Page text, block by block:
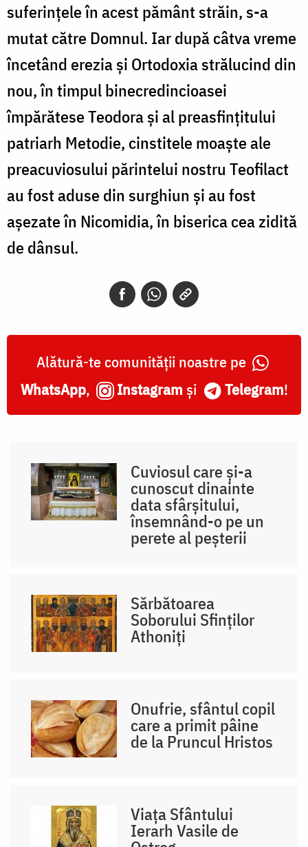
suferinţele în acest pământ străin, s-a
mutat către Domnul. Iar după câtva vreme
încetând erezia şi Ortodoxia strălucind din
nou, în timpul binecredincioasei
împărătese Teodora şi al preasfinţitului
patriarh Metodie, cinstitele moaşte ale
preacuviosului părintelui nostru Teofilact
au fost aduse din surghiun şi au fost
aşezate în Nicomidia, în biserica cea zidită
de dânsul.
Alătură-te comunității noastre pe
WhatsApp, Instagram și Telegram!
Cuviosul care și-a
cunoscut dinainte
data sfârșitului,
însemnând-o pe un
perete al peșterii
Sărbătoarea
Soborului Sfinților
Athoniți
Onufrie, sfântul copil
care a primit pâine
de la Pruncul Hristos
Viața Sfântului
Ierarh Vasile de